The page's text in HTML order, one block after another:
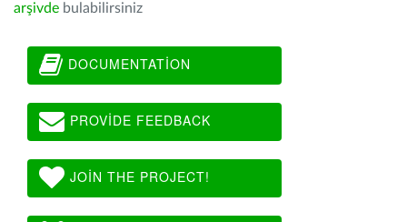
arşivde bulabilirsiniz
DOCUMENTATION
PROVIDE FEEDBACK
JOIN THE PROJECT!